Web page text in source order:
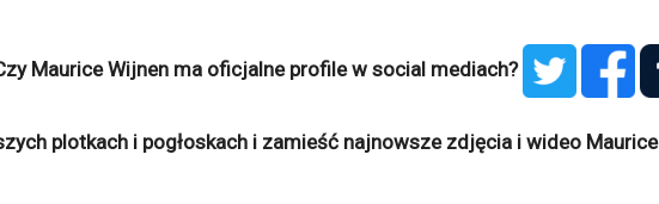
Maurice Wijnen ma oficjalne profile w social mediach?
plotkach i pogłoskach i zamieść najnowsze zdjęcia i wideo Maurice